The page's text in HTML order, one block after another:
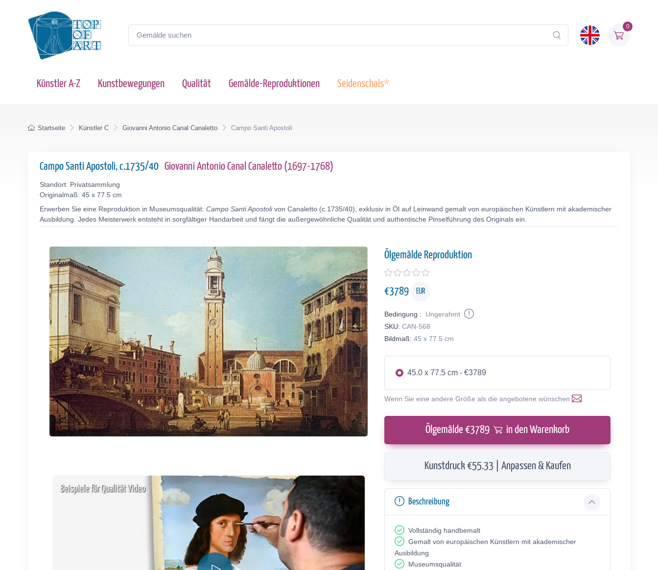
0
Künstler A-Z Kunstbewegungen Qualität Gemälde-Reproduktionen Seidenschals*
Startseite Künstler C Giovanni Antonio Canal Canaletto Campo Santi Apostoli
Campo Santi Apostoli, c.1735/40 Giovanni Antonio Canal Canaletto (1697-1768)
Standort: Privatsammlung
Originalmaß: 45 x 77.5 cm
Erwerben Sie eine Reproduktion in Museumsqualität: Campo Santi Apostolivon Canaletto (c.1735/40), exklusiv in Öl auf Leinwand gemalt von europäischen Künstlern mit akademischer
Ausbildung. Jedes Meisterwerk entsteht in sorgfältiger Handarbeit und fängt die außergewöhnliche Qualität und authentische Pinselführung des Originals ein.
Beispiele für Qualität Video
Ölgemälde Reproduktion
€3789 EUR
Bedingung :
Ungerahmt
SKU: CAN-568
Bildmaß: 45 x 77.5 cm
45.0 x 77.5 cm - €3789
Wenn Sie eine andere Größe als die angebotene wünschen
Ölgemälde €3789 in den Warenkorb
Kunstdruck €55.33 | Anpassen & Kaufen
Beschreibung
Vollständig handbemalt
Gemalt von europäischen Künstlern mit akademischer
Ausbildung
Museumsqualität